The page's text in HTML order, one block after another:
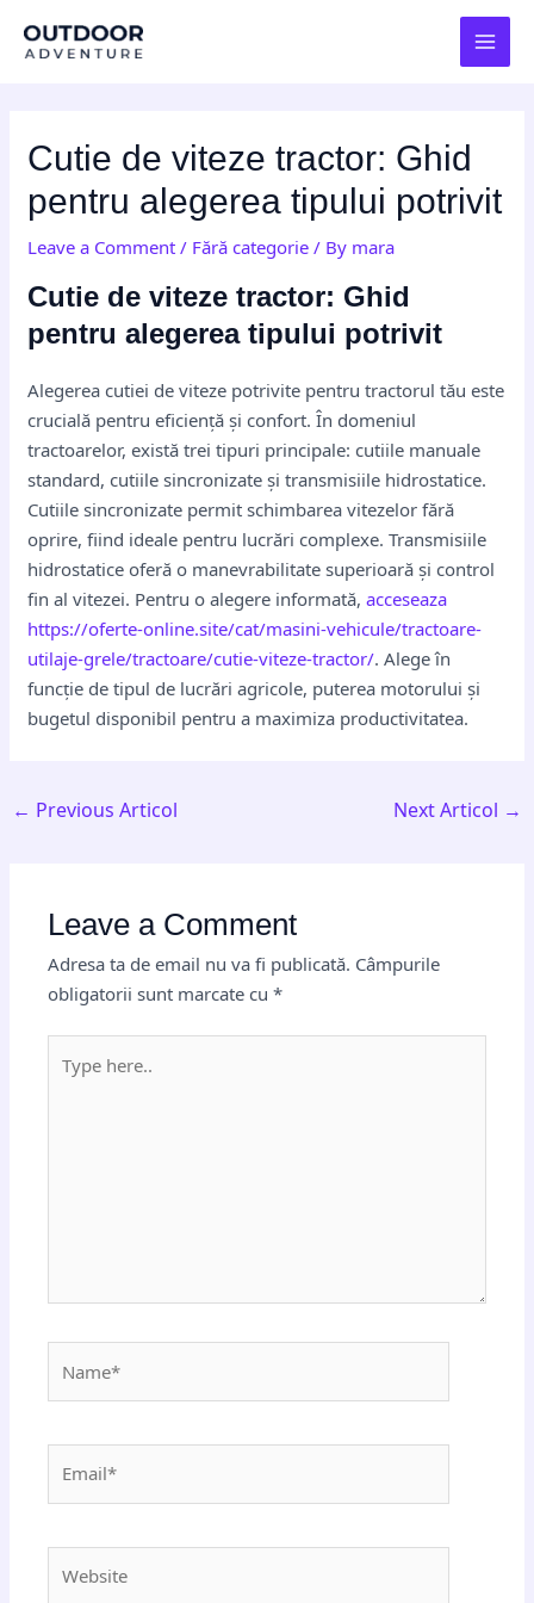
Cutie de viteze tractor: Ghid
pentru alegerea tipului potrivit
Leave a Comment / Fără categorie / By mara
Cutie de viteze tractor: Ghid
pentru alegerea tipului potrivit
Alegerea cutiei de viteze potrivite pentru tractorul tău este
crucială pentru eficiență și confort. În domeniul
tractoarelor, există trei tipuri principale: cutiile manuale
standard, cutiile sincronizate și transmisiile hidrostatice.
Cutiile sincronizate permit schimbarea vitezelor fără
oprire, fiind ideale pentru lucrări complexe. Transmisiile
hidrostatice oferă o manevrabilitate superioară și control
fin al vitezei. Pentru o alegere informată,acceseaza
https://oferte-online.site/cat/masini-vehicule/tractoare-
utilaje-grele/tractoare/cutie-viteze-tractor/. Alege în
funcție de tipul de lucrări agricole, puterea motorului și
bugetul disponibil pentru a maximiza productivitatea.
navigation
← Previous Articol Next Articol →
Leave a Comment
Adresa ta de email nu va fi publicată. Câmpurile
obligatorii sunt marcate cu*
here..